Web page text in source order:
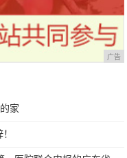
广告
家